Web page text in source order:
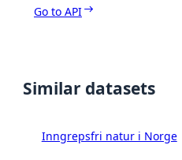
Go to API
Similar datasets
Inngrepsfri natur i Norge